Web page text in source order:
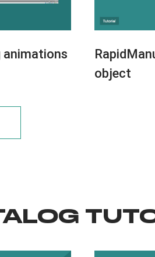
animations
object